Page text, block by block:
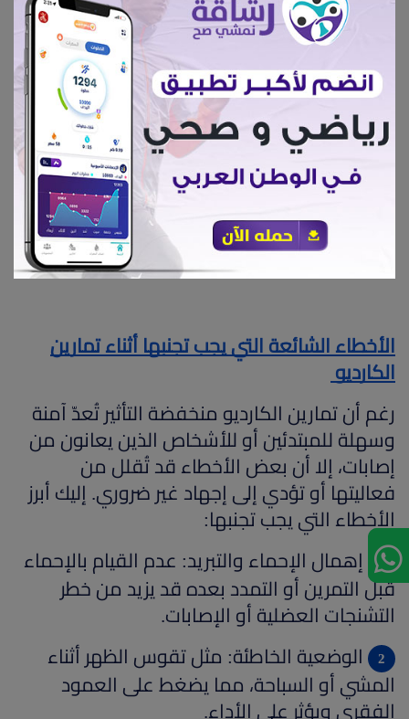
لتصميم برنامج يناسب حالتك.
تقوية القلب والأوعية الدموية دون إرهاق
الجسم.
تحسين المزاج وتقليل التوتر.
تعزيز المرونة والتوازن، خاصة من خلال اليوغا.
مناسب لجميع الأعمار ومستويات اللياقة.
الأخطاء الشائعة التي يجب تجنبها أثناء تمارين
الكارديو
رغم أن تمارين الكارديو منخفضة التأثير تُعدّ آمنة
وسهلة للمبتدئين أو للأشخاص الذين يعانون من
إصابات، إلا أن بعض الأخطاء قد تُقلل من
فعاليتها أو تؤدي إلى إجهاد غير ضروري. إليك أبرز
الأخطاء التي يجب تجنبها:
إهمال الإحماء والتبريد: عدم القيام بالإحماء
قبل التمرين أو التمدد بعده قد يزيد من خطر
التشنجات العضلية أو الإصابات.
الوضعية الخاطئة: مثل تقوس الظهر أثناء
المشي أو السباحة، مما يضغط على العمود
الفقري ويؤثر على الأداء.